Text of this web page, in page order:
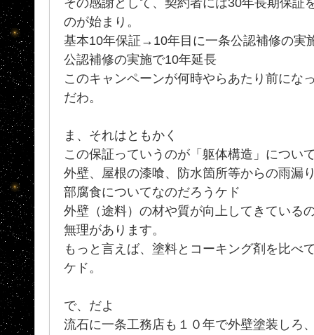
のが始まり。
基本10年保証→10年目に一条公認補修の実
公認補修の実施で10年延長
このキャンペーンが何時やらあたり前に
だわ。
ま、それはともかく
この保証っていうのが「躯体構造」につい
外壁、屋根の漆喰、防水箇所等からの雨漏
部腐食についてなのだろうケド
外壁（途料）の材や質が向上してきている
無理があります。
もっと言えば、塗料とコーキング剤を比べ
ケド。
で、だよ
流石に一条工務店も１０年で外壁塗装しろ